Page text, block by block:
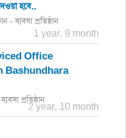
হবে..
- ব্যবসা প্রতিষ্ঠান
1 year, 9 month
Office
Bashundhara
প্রতিষ্ঠান
2 year, 10 month